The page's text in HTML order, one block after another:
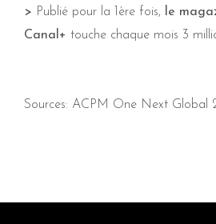
> Publié pour la 1ère fois,
le
Canal+ touche chaque mois 3
Sources: ACPM One Next Global